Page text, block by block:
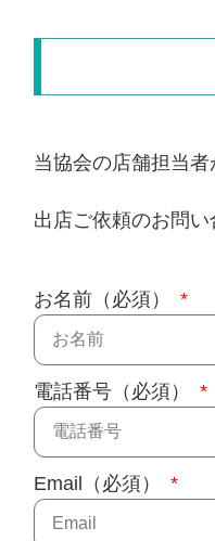
当協会の店舗担当
出店ご依頼のお問い
お名前（必須）
電話番号（必須）
Email（必須）